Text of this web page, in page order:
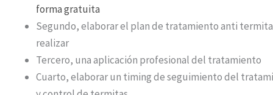
forma gratuita
Segundo, elaborar el plan de tratamiento anti
realizar
Tercero, una aplicación profesional del tratamiento
Cuarto, elaborar un timing de seguimiento del